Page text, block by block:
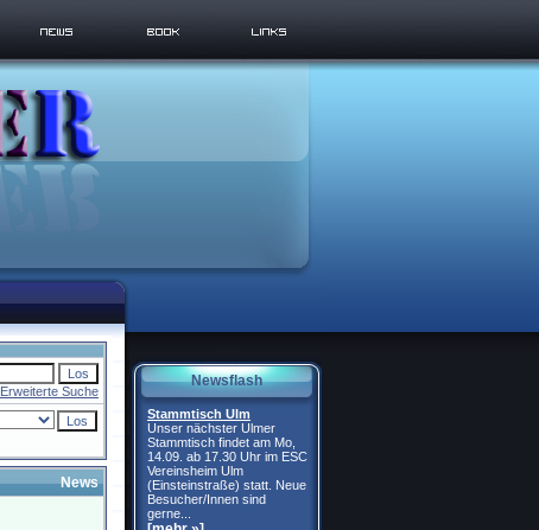
Erweiterte Suche
News
Newsflash
Stammtisch Ulm
Unser nächster Ulmer
Stammtisch findet am Mo,
14.09. ab 17.30 Uhr im ESC
Vereinsheim Ulm
(Einsteinstraße) statt. Neue
Besucher/Innen sind
gerne...